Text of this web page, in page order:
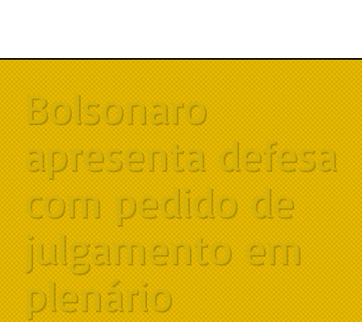
Bolsonaro
apresenta defesa
com pedido de
julgamento em
plenário